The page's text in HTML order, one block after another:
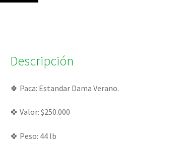
Descripción
🍀 Paca: Estandar Dama Verano.
🍀 Valor: $250.000
🍀 Peso: 44 lb